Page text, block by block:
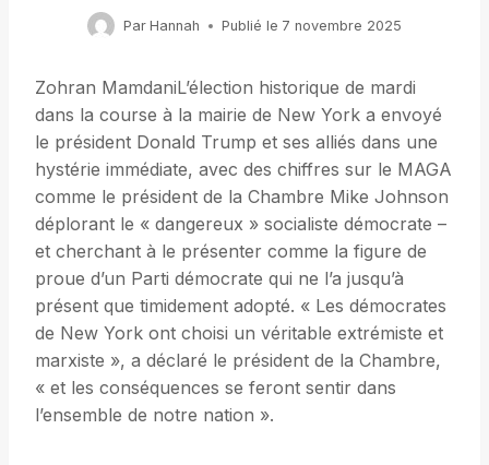
Par Hannah Publié le 7 novembre 2025
Zohran MamdaniL’élection historique de mardi
dans la course à la mairie de New York a envoyé
le président Donald Trump et ses alliés dans une
hystérie immédiate, avec des chiffres sur le MAGA
comme le président de la Chambre Mike Johnson
déplorant le « dangereux » socialiste démocrate –
et cherchant à le présenter comme la figure de
proue d’un Parti démocrate qui ne l’a jusqu’à
présent que timidement adopté. « Les démocrates
de New York ont ​​choisi un véritable extrémiste et
marxiste », a déclaré le président de la Chambre,
« et les conséquences se feront sentir dans
l’ensemble de notre nation ».